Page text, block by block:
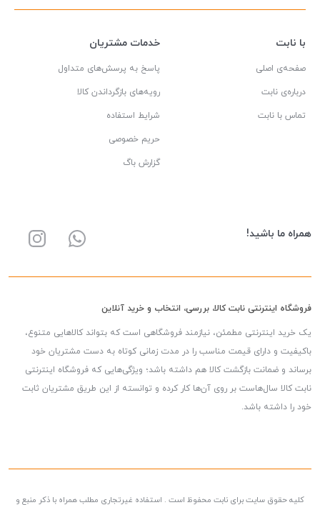
با نابت
صفحه‌ی اصلی
درباره‌ی نابت
تماس با نابت
خدمات مشتریان
پاسخ به پرسش‌های متداول
رویه‌های بازگرداندن کالا
شرایط استفاده
حریم خصوصی
گزارش باگ
همراه ما باشید!
فروشگاه اینترنتی نابت کالا، بررسی، انتخاب و خرید آنلاین
یک خرید اینترنتی مطمئن، نیازمند فروشگاهی است که بتواند کالاهایی متنوع،
باکیفیت و دارای قیمت مناسب را در مدت زمانی کوتاه به دست مشتریان خود
برساند و ضمانت بازگشت کالا هم داشته باشد؛ ویژگی‌هایی که فروشگاه اینترنتی
نابت کالا سال‌هاست بر روی آن‌ها کار کرده و توانسته از این طریق مشتریان ثابت
خود را داشته باشد.
کلیه حقوق سایت برای نابت محفوظ است . استفاده غیرتجاری مطلب همراه با ذکر منبع و